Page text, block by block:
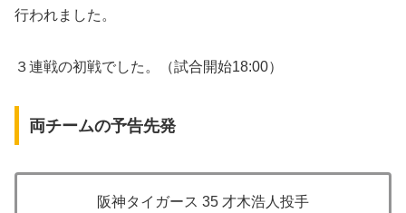
行われました。
３連戦の初戦でした。（試合開始18:00）
両チームの予告先発
阪神タイガース 35 才木浩人投手